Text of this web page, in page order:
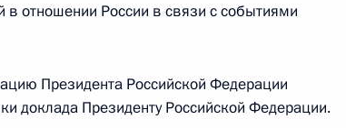
личного приёма, проведённого
комитета – начальником
округу Геннадием Удовиченко
в отношении России в связи с событиями
Президента Российской Федерации
доклада Президенту Российской Федерации.